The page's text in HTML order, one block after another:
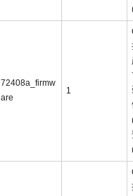
72408a_firmw
are
1